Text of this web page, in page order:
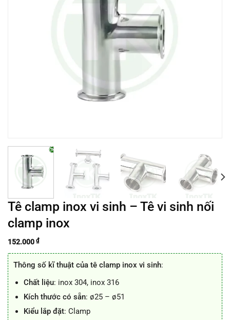
Tê clamp inox vi sinh – Tê vi sinh nối
clamp inox
152.000 ₫
Thông số kĩ thuật của tê clamp inox vi sinh:
Chất liệu: inox 304, inox 316
Kích thước có sẵn: ø25 – ø51
Kiểu lắp đặt: Clamp